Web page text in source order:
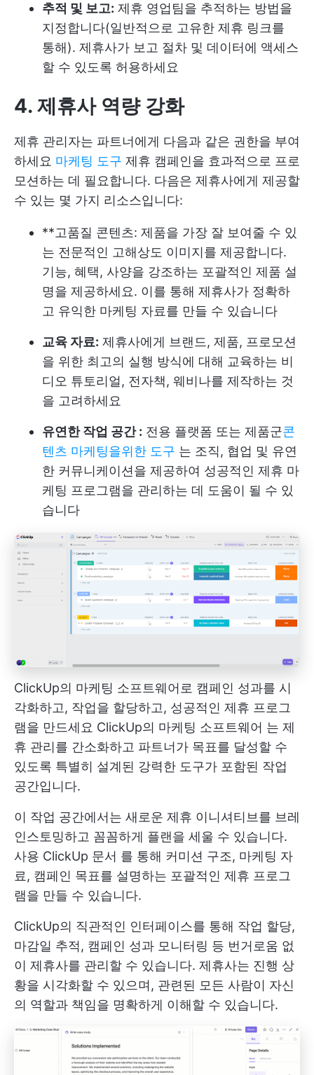
추적 및 보고: 제휴 영업팀을 추적하는 방법을
지정합니다(일반적으로 고유한 제휴 링크를
통해). 제휴사가 보고 절차 및 데이터에 액세스
할 수 있도록 허용하세요
4. 제휴사 역량 강화
제휴 관리자는 파트너에게 다음과 같은 권한을 부여
하세요 마케팅 도구 제휴 캠페인을 효과적으로 프로
모션하는 데 필요합니다. 다음은 제휴사에게 제공할
수 있는 몇 가지 리소스입니다:
**고품질 콘텐츠: 제품을 가장 잘 보여줄 수 있
는 전문적인 고해상도 이미지를 제공합니다.
기능, 혜택, 사양을 강조하는 포괄적인 제품 설
명을 제공하세요. 이를 통해 제휴사가 정확하
고 유익한 마케팅 자료를 만들 수 있습니다
교육 자료: 제휴사에게 브랜드, 제품, 프로모션
을 위한 최고의 실행 방식에 대해 교육하는 비
디오 튜토리얼, 전자책, 웨비나를 제작하는 것
을 고려하세요
유연한 작업 공간 : 전용 플랫폼 또는 제품군콘
텐츠 마케팅을위한 도구 는 조직, 협업 및 유연
한 커뮤니케이션을 제공하여 성공적인 제휴 마
케팅 프로그램을 관리하는 데 도움이 될 수 있
습니다
ClickUp의 마케팅 소프트웨어로 캠페인 성과를 시
각화하고, 작업을 할당하고, 성공적인 제휴 프로그
램을 만드세요 ClickUp의 마케팅 소프트웨어 는 제
휴 관리를 간소화하고 파트너가 목표를 달성할 수
있도록 특별히 설계된 강력한 도구가 포함된 작업
공간입니다.
이 작업 공간에서는 새로운 제휴 이니셔티브를 브레
인스토밍하고 꼼꼼하게 플랜을 세울 수 있습니다.
사용 ClickUp 문서 를 통해 커미션 구조, 마케팅 자
료, 캠페인 목표를 설명하는 포괄적인 제휴 프로그
램을 만들 수 있습니다.
ClickUp의 직관적인 인터페이스를 통해 작업 할당,
마감일 추적, 캠페인 성과 모니터링 등 번거로움 없
이 제휴사를 관리할 수 있습니다. 제휴사는 진행 상
황을 시각화할 수 있으며, 관련된 모든 사람이 자신
의 역할과 책임을 명확하게 이해할 수 있습니다.